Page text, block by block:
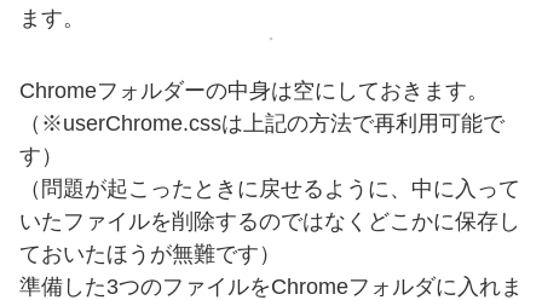
ます。
Chromeフォルダーの中身は空にしておきます。
（※userChrome.cssは上記の方法で再利用可能で
す）
（問題が起こったときに戻せるように、中に入って
いたファイルを削除するのではなくどこかに保存し
ておいたほうが無難です）
準備した3つのファイルをChromeフォルダに入れま